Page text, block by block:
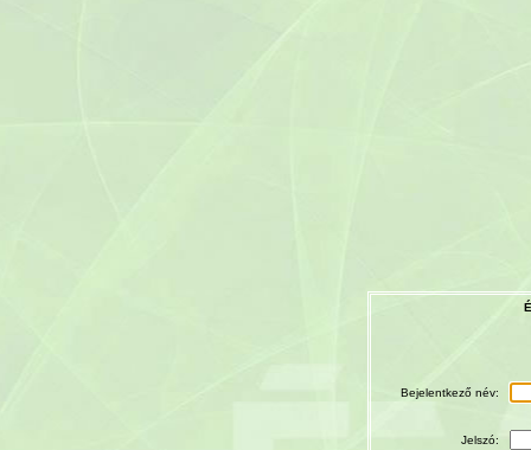
Bejelentkező név:
Jelszó: